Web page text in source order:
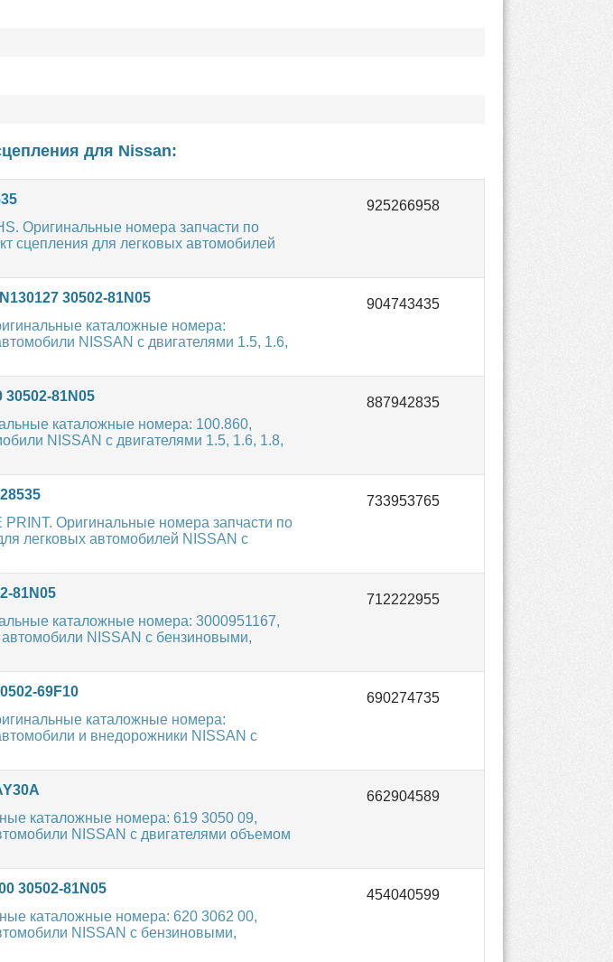
для Nissan:
Оригинальные номера запчасти по
сцепления для легковых автомобилей
30502-81N05
каталожные номера:
NISSAN с двигателями 1.5, 1.6,
30502-81N05
каталожные номера: 100.860,
NISSAN с двигателями 1.5, 1.6, 1.8,
Оригинальные номера запчасти по
легковых автомобилей NISSAN с
81N05
каталожные номера: 3000951167,
NISSAN с бензиновыми,
69F10
каталожные номера:
и внедорожники NISSAN с
каталожные номера: 619 3050 09,
NISSAN с двигателями объемом
30502-81N05
каталожные номера: 620 3062 00,
NISSAN с бензиновыми,